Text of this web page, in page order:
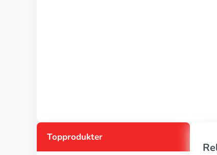
Topprodukter